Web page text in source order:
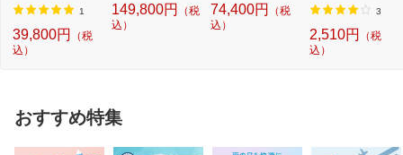
ク...
1
39,800円
（税
込）
ア...
149,800円
（税
込）
イ...
74,400円
（税
込）
3
2,510円
（税
込）
おすすめ特集